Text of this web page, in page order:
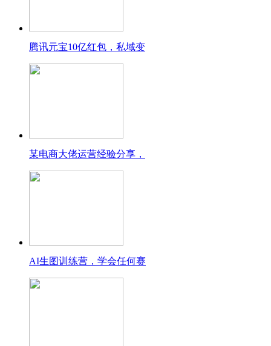
腾讯元宝10亿红包，私域变
某电商大佬运营经验分享，
AI生图训练营，学会任何赛